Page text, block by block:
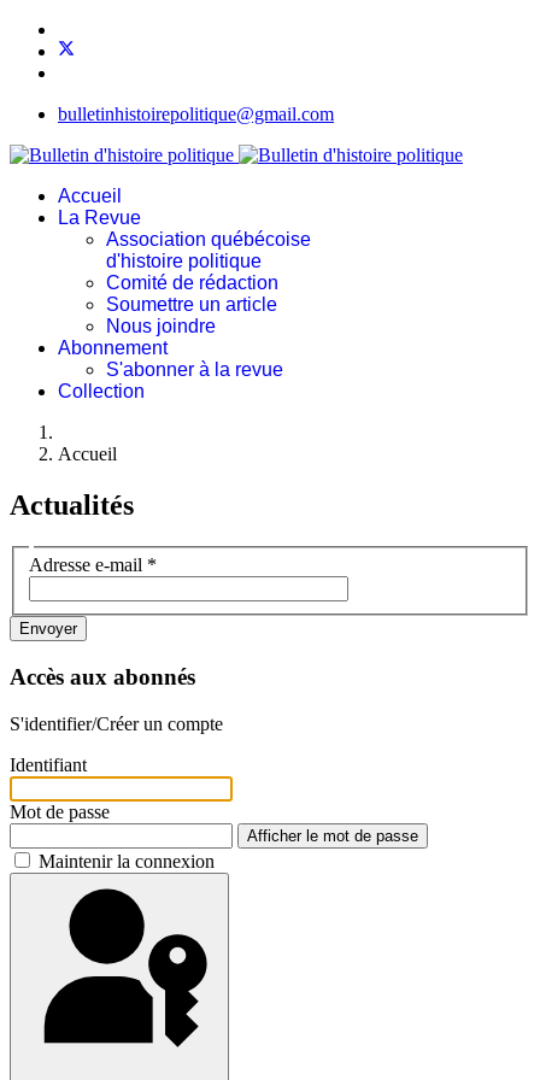
bulletinhistoirepolitique@gmail.com
Accueil
La Revue
Association québécoise
d'histoire politique
Comité de rédaction
Soumettre un article
Nous joindre
Abonnement
S'abonner à la revue
Collection
Accueil
Actualités
Adresse e-mail *
Envoyer
Accès aux abonnés
S'identifier/Créer un compte
Identifiant
Mot de passe
Afficher le mot de passe
Maintenir la connexion